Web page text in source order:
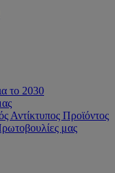
το 2030
Αντίκτυπος Προϊόντος
μας